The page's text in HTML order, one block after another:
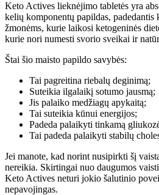
Keto Actives lieknėjimo tabletės yra
kelių komponentų papildas,
žmonėms, kurie laikosi ketogeninės
kurie nori numesti svorio sveikai ir
Štai šio maisto papildo savybės:
Tai pagreitina riebalų deginimą;
Suteikia ilgalaikį sotumo jausmą;
Jis palaiko medžiagų apykaitą;
Tai suteikia kūnui energijos;
Padeda palaikyti tinkamą
Tai padeda palaikyti stabilų
Jei manote, kad norint nusipirkti šį
nereikia. Skirtingai nuo daugumos
Keto Actives neturi jokio šalutinio
nepavojingas.